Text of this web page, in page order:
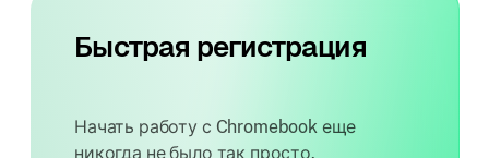
Быстрая регистрация
Начать работу с Chromebook еще
никогда не было так просто.